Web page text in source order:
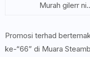
Murah gilerr
Promosi terhad
ke-“66” di Muara